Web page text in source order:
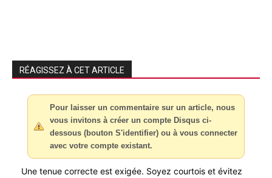
RÉAGISSEZ À CET ARTICLE
Pour laisser un commentaire sur un article, nous
vous invitons à créer un compte Disqus ci-
dessous (bouton S'identifier) ou à vous connecter
avec votre compte existant.
Une tenue correcte est exigée. Soyez courtois et évitez